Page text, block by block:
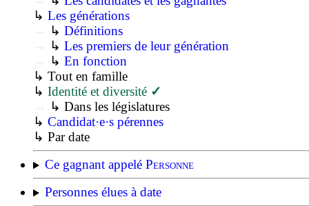
↳ Les générations
→
↳ Définitions
→
↳ Les premiers de leur génération
→
↳ En fonction
↳ Tout en famille
↳ Identité et diversité ✓
→
↳ Dans les législatures
↳ Candidat·e·s pérennes
↳ Par date
Ce gagnant appelé Personne
Personnes élues à date